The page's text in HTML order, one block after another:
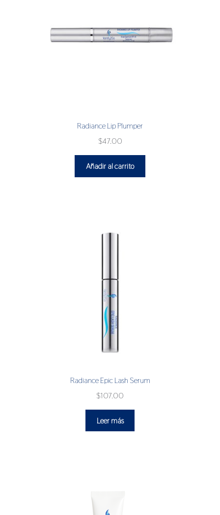
Radiance Lip Plumper
$47.00
Añadir al carrito
Radiance Epic Lash Serum
$107.00
Leer más